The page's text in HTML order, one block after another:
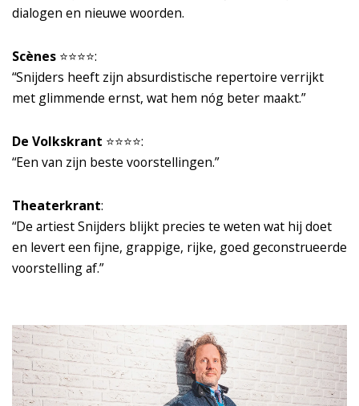
dialogen en nieuwe woorden.
Scènes ⭐️⭐️⭐️⭐️:
“Snijders heeft zijn absurdistische repertoire verrijkt
met glimmende ernst, wat hem nóg beter maakt.”
De Volkskrant ⭐️⭐️⭐️⭐️:
“Een van zijn beste voorstellingen.”
Theaterkrant:
“De artiest Snijders blijkt precies te weten wat hij doet
en levert een fijne, grappige, rijke, goed geconstrueerde
voorstelling af.”